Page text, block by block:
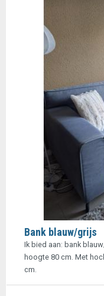
Bank blauw/grijs
Ik bied aan: bank
hoogte 80 cm. Met
cm.